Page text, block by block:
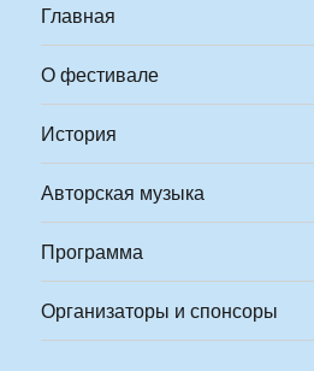
Главная
О фестивале
История
Авторская музыка
Программа
Организаторы и спонсоры